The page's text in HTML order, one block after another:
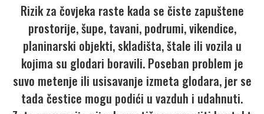
Rizik za čovjeka raste kada se čiste zapuštene
prostorije, šupe, tavani, podrumi, vikendice,
planinarski objekti, skladišta, štale ili vozila u
kojima su glodari boravili. Poseban problem je
suvo metenje ili usisavanje izmeta glodara, jer se
tada čestice mogu podići u vazduh i udahnuti.